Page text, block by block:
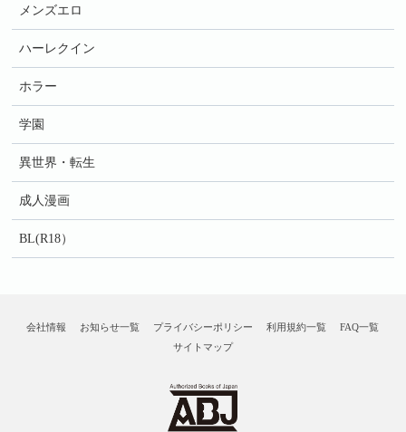
メンズエロ
ハーレクイン
ホラー
学園
異世界・転生
成人漫画
BL(R18）
会社情報 お知らせ一覧 プライバシーポリシー 利用規約一覧
FAQ一覧
サイトマップ